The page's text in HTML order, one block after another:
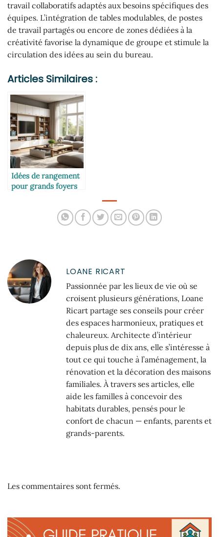
travail collaboratifs adaptés aux besoins spécifiques des
équipes. L’intégration de tables modulables, de postes
de travail partagés ou encore de zones dédiées à la
créativité favorise la dynamique de groupe et stimule la
circulation des idées au sein du bureau.
Articles Similaires :
Idées de rangement
pour grands foyers
LOANE RICART
Passionnée par les lieux de vie où se
croisent plusieurs générations, Loane
Ricart partage ses conseils pour créer
des espaces harmonieux, pratiques et
chaleureux. Architecte d’intérieur
depuis plus de dix ans, elle s’intéresse à
tout ce qui touche à l’aménagement, la
rénovation et la décoration des maisons
familiales. À travers ses articles, elle
aide les familles à concevoir des
habitats durables, pensés pour le
confort de chacun — enfants, parents et
grands-parents.
Les commentaires sont fermés.